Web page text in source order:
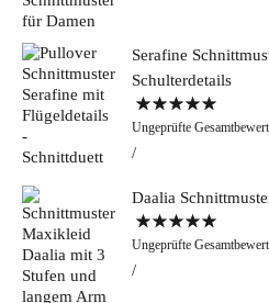
Serafine
Schulterdetails
Bewertet mit
5.00von 5
Ungeprüfte
Daalia
Bewertet mit
5.00von 5
Ungeprüfte